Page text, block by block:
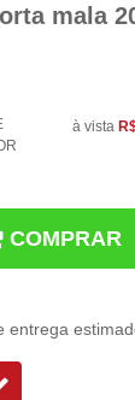
mala
à vista
COMPRAR
entrega